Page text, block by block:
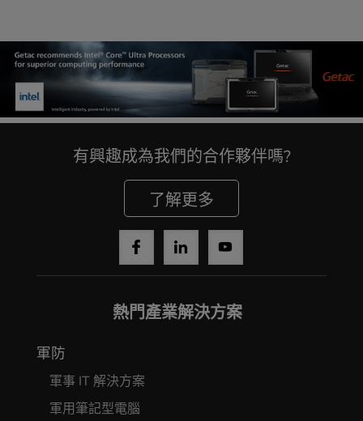
有興趣成為我們的合作夥伴嗎?
了解更多
熱門產業解決方案
軍防
軍事 IT 解決方案
軍用筆記型電腦